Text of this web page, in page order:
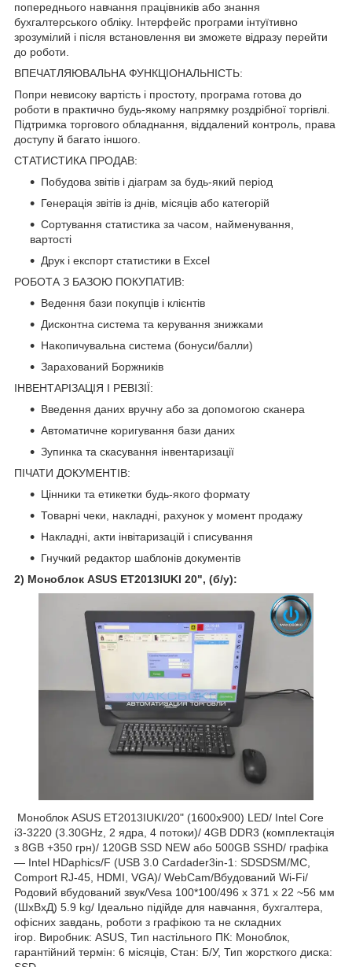
попереднього навчання працівників або знання
бухгалтерського обліку. Інтерфейс програми інтуїтивно
зрозумілий і після встановлення ви зможете відразу перейти
до роботи.
ВПЕЧАТЛЯЮВАЛЬНА ФУНКЦІОНАЛЬНІСТЬ:
Попри невисоку вартість і простоту, програма готова до
роботи в практично будь-якому напрямку роздрібної торгівлі.
Підтримка торгового обладнання, віддалений контроль, права
доступу й багато іншого.
СТАТИСТИКА ПРОДАВ:
Побудова звітів і діаграм за будь-який період
Генерація звітів із днів, місяців або категорій
Сортування статистика за часом, найменування,
вартості
Друк і експорт статистики в Excel
РОБОТА З БАЗОЮ ПОКУПАТИВ:
Ведення бази покупців і клієнтів
Дисконтна система та керування знижками
Накопичувальна система (бонуси/балли)
Зарахований Боржників
ІНВЕНТАРІЗАЦІЯ І РЕВІЗІЇ:
Введення даних вручну або за допомогою сканера
Автоматичне коригування бази даних
Зупинка та скасування інвентаризації
ПІЧАТИ ДОКУМЕНТІВ:
Цінники та етикетки будь-якого формату
Товарні чеки, накладні, рахунок у момент продажу
Накладні, акти інвітаризацій і списування
Гнучкий редактор шаблонів документів
2) Моноблок ASUS ET2013IUKI 20", (б/у):
Моноблок ASUS ET2013IUKI/20" (1600х900) LED/ Intel Core
i3-3220 (3.30GHz, 2 ядра, 4 потоки)/ 4GB DDR3 (комплектація
з 8GB +350 грн)/ 120GB SSD NEW або 500GB SSHD/ графіка
— Intel HDaphics/F (USB 3.0 Cardader3in-1: SDSDSM/MC,
Comport RJ-45, HDMI, VGA)/ WebCam/Вбудований Wi-Fi/
Родовий вбудований звук/Vesa 100*100/496 x 371 x 22 ~56 мм
(ШxВxД) 5.9 kg/ Ідеально підійде для навчання, бухгалтера,
офісних завдань, роботи з графікою та не складних
ігор. Виробник: ASUS, Тип настільного ПК: Моноблок,
гарантійний термін: 6 місяців, Стан: Б/У, Тип жорсткого диска: